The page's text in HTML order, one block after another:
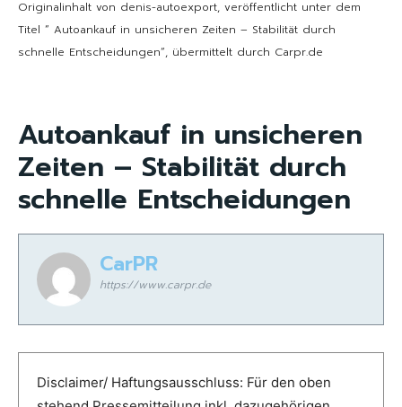
Originalinhalt von denis-autoexport, veröffentlicht unter dem
Titel “ Autoankauf in unsicheren Zeiten – Stabilität durch
schnelle Entscheidungen“, übermittelt durch Carpr.de
Autoankauf in unsicheren
Zeiten – Stabilität durch
schnelle Entscheidungen
CarPR
https://www.carpr.de
Disclaimer/ Haftungsausschluss: Für den oben